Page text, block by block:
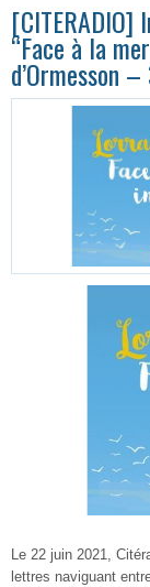
“Face à la
d’Ormesson
Le 22 juin 2021,
lettres naviguant